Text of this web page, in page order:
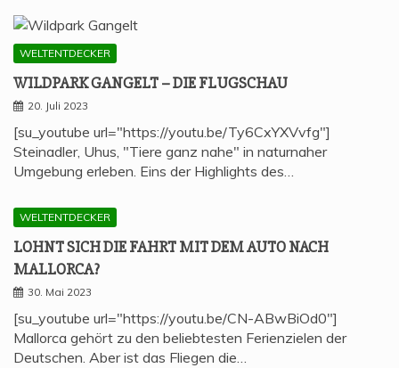
WELTENTDECKER
WILD­PARK GAN­GELT – DIE FLUGSCHAU
20. Juli 2023
[su_youtube url="https://youtu.be/Ty6CxYXVvfg"]
Steinadler, Uhus, "Tiere ganz nahe" in naturnaher
Umgebung erleben. Eins der Highlights des…
WELTENTDECKER
LOHNT SICH DIE FAHRT MIT DEM AUTO NACH
MALLORCA?
30. Mai 2023
[su_youtube url="https://youtu.be/CN-ABwBiOd0"]
Mallorca gehört zu den beliebtesten Ferienzielen der
Deutschen. Aber ist das Fliegen die…